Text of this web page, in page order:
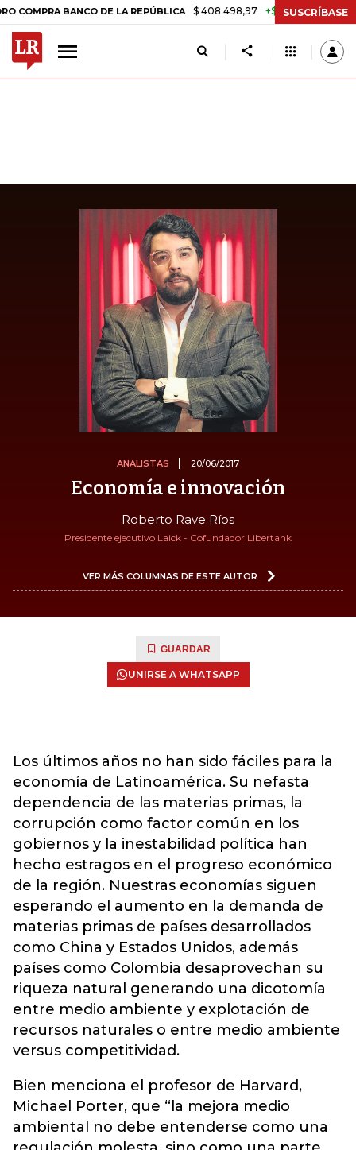
BANCO DE LA REPÚBLICA $ 408.498,97 +$ 8.753,81 +2,19%
SUSCRÍBASE
ANALISTAS 20/06/2017
Economía e innovación
Roberto Rave Ríos
Presidente ejecutivo Laick - Cofundador Libertank
VER MÁS COLUMNAS DE ESTE AUTOR
GUARDAR
UNIRSE A WHATSAPP
Los últimos años no han sido fáciles para la
economía de Latinoamérica. Su nefasta
dependencia de las materias primas, la
corrupción como factor común en los
gobiernos y la inestabilidad política han
hecho estragos en el progreso económico
de la región. Nuestras economías siguen
esperando el aumento en la demanda de
materias primas de países desarrollados
como China y Estados Unidos, además
países como Colombia desaprovechan su
riqueza natural generando una dicotomía
entre medio ambiente y explotación de
recursos naturales o entre medio ambiente
versus competitividad.
Bien menciona el profesor de Harvard,
Michael Porter, que “la mejora medio
ambiental no debe entenderse como una